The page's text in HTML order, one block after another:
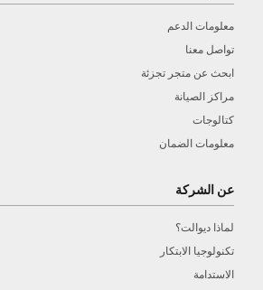
معلومات الدعم
تواصل معنا
ابحث عن متجر تجزئة
مراكز الصيانة
كتالوجات
معلومات الضمان
عن الشركة
لماذا ديوالت؟
تكنولوجيا الابتكار
الاستدامة